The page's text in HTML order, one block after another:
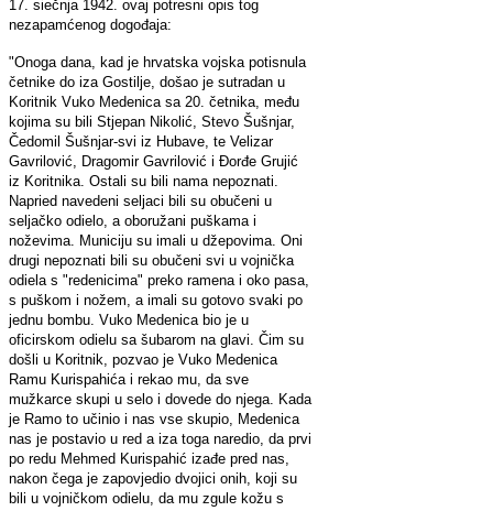
17. siečnja 1942. ovaj potresni opis tog
nezapamćenog dogođaja:
"Onoga dana, kad je hrvatska vojska potisnula
četnike do iza Gostilje, došao je sutradan u
Koritnik Vuko Medenica sa 20. četnika, među
kojima su bili Stjepan Nikolić, Stevo Šušnjar,
Čedomil Šušnjar-svi iz Hubave, te Velizar
Gavrilović, Dragomir Gavrilović i Đorđe Grujić
iz Koritnika. Ostali su bili nama nepoznati.
Napried navedeni seljaci bili su obučeni u
seljačko odielo, a oboružani puškama i
noževima. Municiju su imali u džepovima. Oni
drugi nepoznati bili su obučeni svi u vojnička
odiela s "redenicima" preko ramena i oko pasa,
s puškom i nožem, a imali su gotovo svaki po
jednu bombu. Vuko Medenica bio je u
oficirskom odielu sa šubarom na glavi. Čim su
došli u Koritnik, pozvao je Vuko Medenica
Ramu Kurispahića i rekao mu, da sve
mužkarce skupi u selo i dovede do njega. Kada
je Ramo to učinio i nas vse skupio, Medenica
nas je postavio u red a iza toga naredio, da prvi
po redu Mehmed Kurispahić izađe pred nas,
nakon čega je zapovjedio dvojici onih, koji su
bili u vojničkom odielu, da mu zgule kožu s